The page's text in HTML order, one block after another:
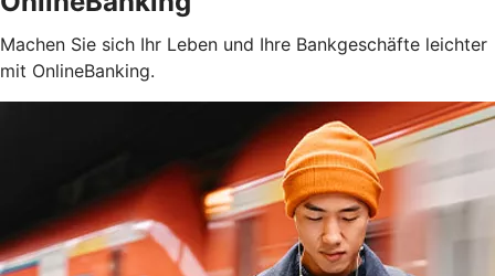
Machen Sie sich Ihr Leben und Ihre Bankgeschäfte leichter
mit OnlineBanking.